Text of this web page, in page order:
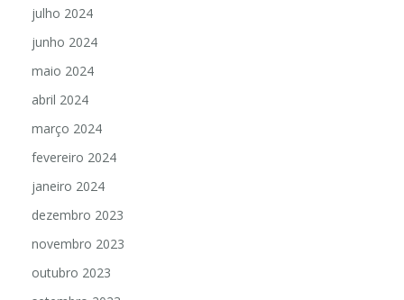
julho 2024
junho 2024
maio 2024
abril 2024
março 2024
fevereiro 2024
janeiro 2024
dezembro 2023
novembro 2023
outubro 2023